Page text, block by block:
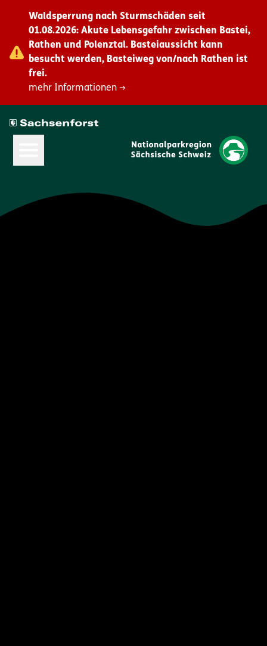
Waldsperrung nach Sturmschäden seit
01.08.2026: Akute Lebensgefahr zwischen Bastei,
Rathen und Polenztal. Basteiaussicht kann
besucht werden, Basteiweg von/nach Rathen ist
frei.
mehr Informationen →